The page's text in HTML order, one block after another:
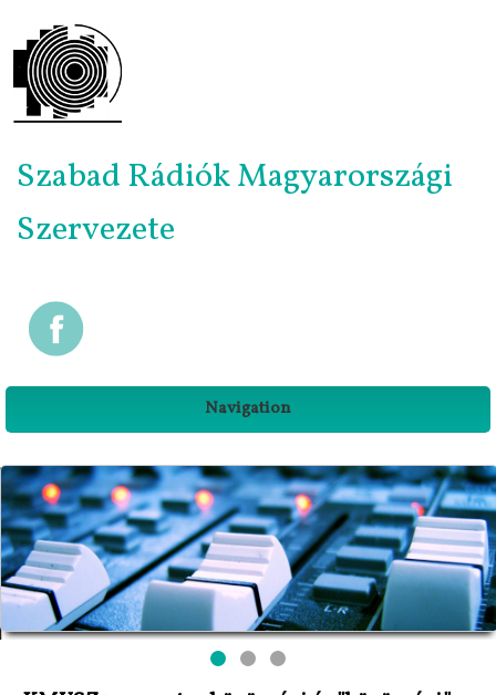
Szabad Rádiók Magyarországi
Szervezete
Navigation